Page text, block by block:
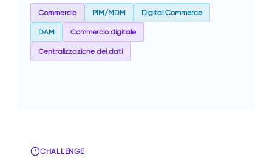
Commercio PIM/MDM Digital Commerce
DAM Commercio digitale
Centralizzazione dei dati
CHALLENGE